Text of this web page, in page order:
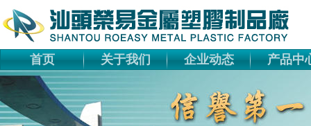
首页 关于我们 企业动态 产品中